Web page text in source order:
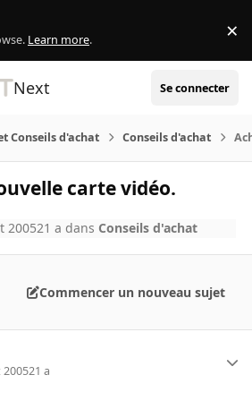
Learn more. ×
Next Se connecter
Conseils d'achat Conseils d'achat
carte vidéo.
200521 a dans Conseils d'achat
Commencer un nouveau sujet
200521 a